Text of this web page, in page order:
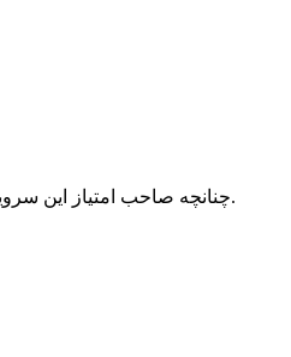
چنانچه صاحب امتیاز اینبا شرکت سرورپارس تماس حاصل نمایید.